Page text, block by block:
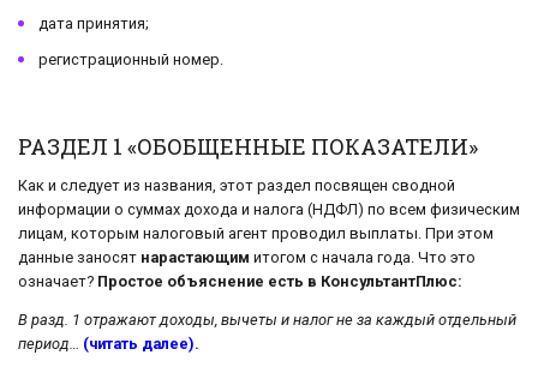
дата принятия;
регистрационный номер.
РАЗДЕЛ 1 «ОБОБЩЕННЫЕ ПОКАЗАТЕЛИ»
Как и следует из названия, этот раздел посвящен сводной
информации о суммах дохода и налога (НДФЛ) по всем физическим
лицам, которым налоговый агент проводил выплаты. При этом
данные заносят нарастающим итогом с начала года. Что это
означает? Простое объяснение есть в КонсультантПлюс:
В разд. 1 отражают доходы, вычеты и налог не за каждый отдельный
период… (читать далее).